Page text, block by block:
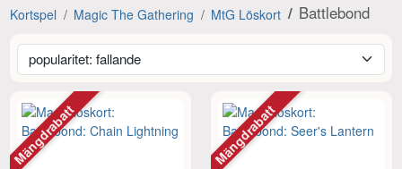
Kortspel Magic The Gathering MtG Löskort Battlebond
Mängdrabatt Mängdrabatt